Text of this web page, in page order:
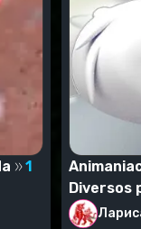
1
Diversos